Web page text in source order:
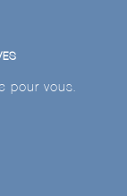
pour vous.